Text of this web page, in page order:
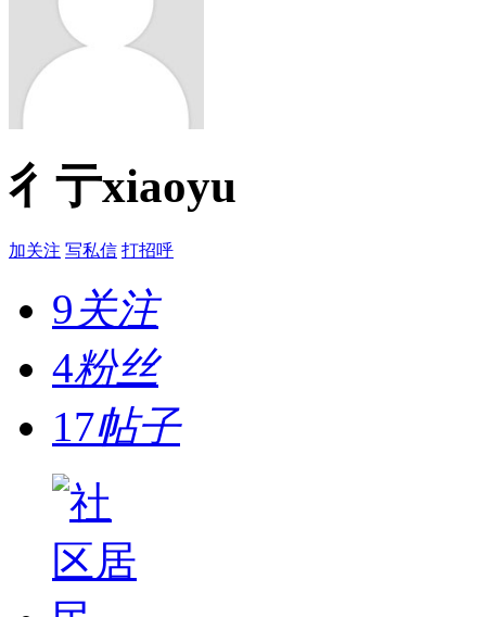
彳亍xiaoyu
加关注 写私信 打招呼
9关注
4粉丝
17帖子